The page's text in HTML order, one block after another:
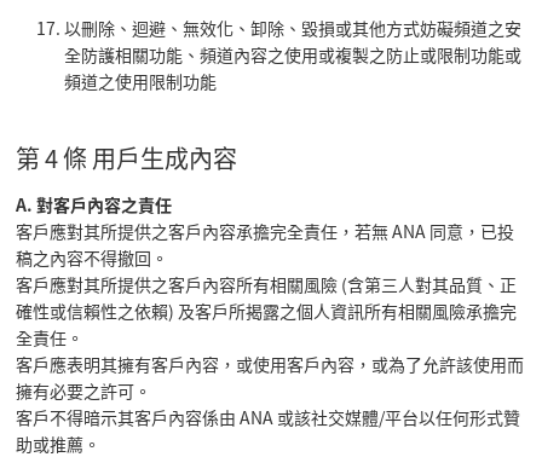
以刪除、迴避、無效化、卸除、毀損或其他方式妨礙頻道之安
全防護相關功能、頻道內容之使用或複製之防止或限制功能或
頻道之使用限制功能
第 4 條 用戶生成內容
A. 對客戶內容之責任
客戶應對其所提供之客戶內容承擔完全責任，若無 ANA 同意，已投
稿之內容不得撤回。
客戶應對其所提供之客戶內容所有相關風險 (含第三人對其品質、正
確性或信賴性之依賴) 及客戶所揭露之個人資訊所有相關風險承擔完
全責任。
客戶應表明其擁有客戶內容，或使用客戶內容，或為了允許該使用而
擁有必要之許可。
客戶不得暗示其客戶內容係由 ANA 或該社交媒體/平台以任何形式贊
助或推薦。